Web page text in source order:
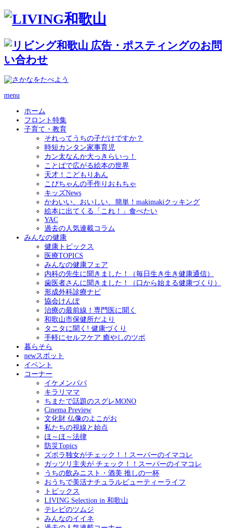
menu
ホーム
フロント特集
子育て・教育
それってうちの子だけですか？
時短カンタン家事育児
カン太なんか大っきらいっ！
ことばで広がる絵本の世界
天才！こどもりあん
こぴちゃんの手作りおもちゃ
キッズNews
かわいい、おいしい、簡単！makimakiクッキング
絵本に出てくる「これ！」食べたい
YAC
過去の人気連載コラム
みんなの健康
健康トピックス
医療TOPICS
みんなの健康フェア
内科の先生に聞きました！（毎日生き生き健康通信）
歯医者さんに聞きました！（口から始まる健康づくり）
形成外科診療ナビ
協会けんぽ
治療の最前線！専門医に聞く
和歌山市保健所だより
タニタに聞く! 健康づくり
手軽にセルフケア 癒やしのツボ
暮らそら
newスポット
イベント
コーナー
イケメンパパ
キラリママ
ちまたで話題のスグレMONO
Cinema Preview
文化財 仏像のよこがお
私たちの視線と始点
ほ～ほ～法律
防災Topics
ズボラ独女がチェック！！スーパーのイマコレ
ガッツリ主夫が チェック！！スーパーのイマコレ
うちの飲みニスト・酒美 推しの一杯
おうちで美活ナチュラルビューティーライフ
トピックス
LIVING Selection in 和歌山
テレビのツムジ
みんなのイイネ